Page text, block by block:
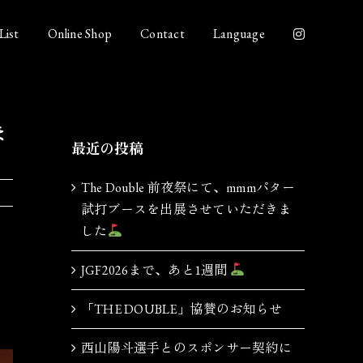
Online Shop Contact Language
最近の投稿
The Double 前夜祭にて、mmmパター
試打ブースを出展させていただきま
した
JGF2026まで、あと1週間
「THE DOUBLE」協賛のお知らせ
西山陽斗選手とのスポンサー契約に